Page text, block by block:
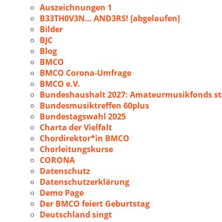
Auszeichnungen 1
B33TH0V3N… AND3RS! [abgelaufen]
Bilder
BJC
Blog
BMCO
BMCO Corona-Umfrage
BMCO e.V.
Bundeshaushalt 2027: Amateurmusikfonds
Bundesmusiktreffen 60plus
Bundestagswahl 2025
Charta der Vielfalt
Chordirektor*in BMCO
Chorleitungskurse
CORONA
Datenschutz
Datenschutzerklärung
Demo Page
Der BMCO feiert Geburtstag
Deutschland singt